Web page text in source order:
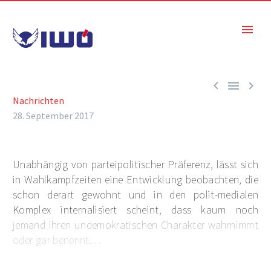
  
Nachrichten
28. September 2017
Unabhängig von parteipolitischer Präferenz, lässt sich
in Wahlkampfzeiten eine Entwicklung beobachten, die
schon derart gewohnt und in den polit-medialen
Komplex internalisiert scheint, dass kaum noch
jemand ihren undemokratischen Charakter wahrnimmt
oder gar benennt. . .